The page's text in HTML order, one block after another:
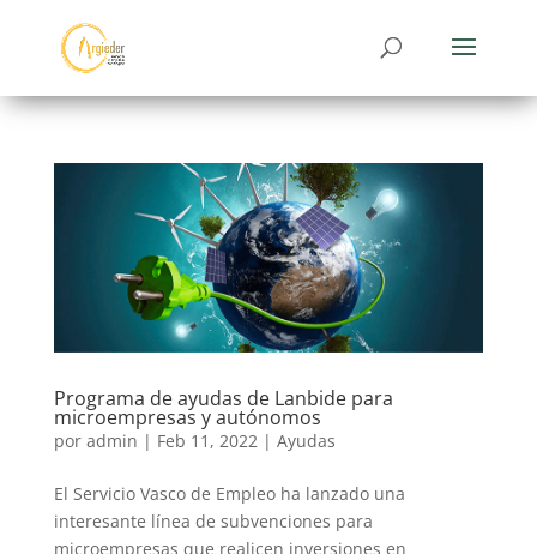
Programa de ayudas de Lanbide para
microempresas y autónomos
por admin | Feb 11, 2022 | Ayudas
El Servicio Vasco de Empleo ha lanzado una
interesante línea de subvenciones para
microempresas que realicen inversiones en